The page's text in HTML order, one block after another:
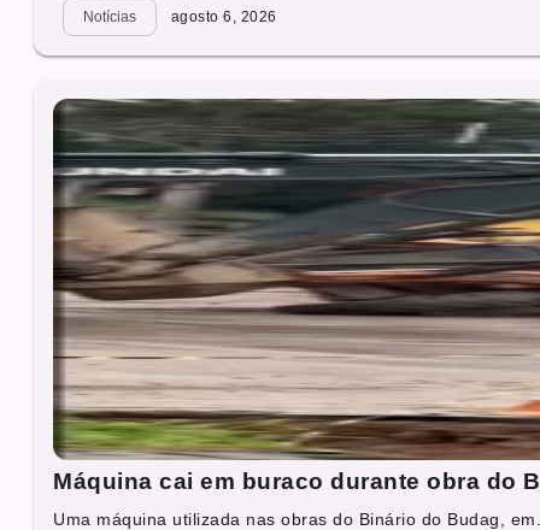
Notícias agosto 6, 2026
Máquina cai em buraco durante obra do
Uma máquina utilizada nas obras do Binário do Budag,